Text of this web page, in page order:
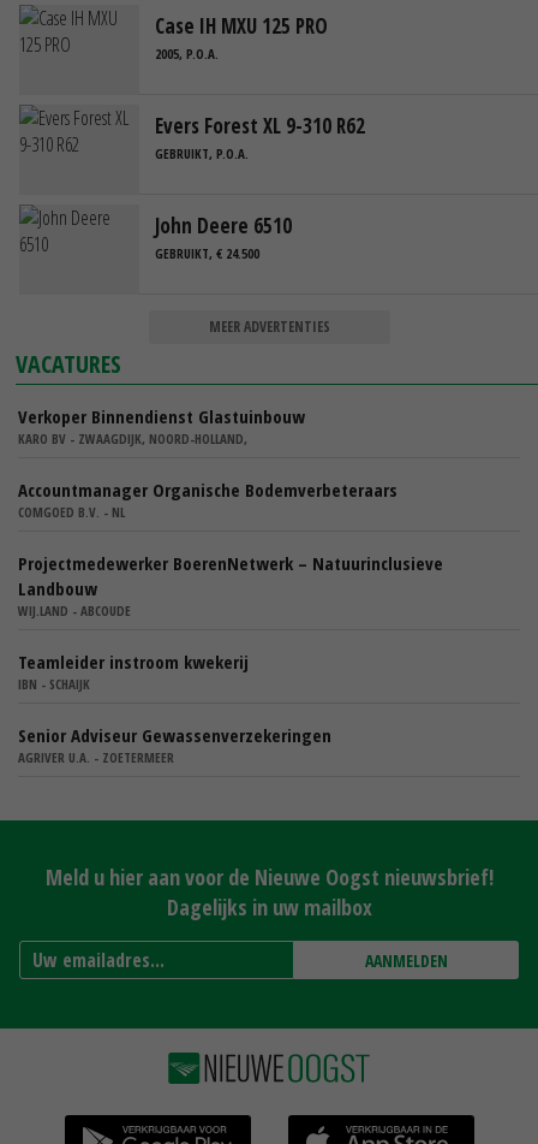
Case IH MXU 125 PRO
2005, P.O.A.
Evers Forest XL 9-310 R62
GEBRUIKT, P.O.A.
John Deere 6510
GEBRUIKT, € 24.500
MEER ADVERTENTIES
VACATURES
Verkoper Binnendienst Glastuinbouw
KARO BV - ZWAAGDIJK, NOORD-HOLLAND,
Accountmanager Organische Bodemverbeteraars
COMGOED B.V. - NL
Projectmedewerker BoerenNetwerk – Natuurinclusieve
Landbouw
WIJ.LAND - ABCOUDE
Teamleider instroom kwekerij
IBN - SCHAIJK
Senior Adviseur Gewassenverzekeringen
AGRIVER U.A. - ZOETERMEER
Meld u hier aan voor de Nieuwe Oogst nieuwsbrief!
Dagelijks in uw mailbox
AANMELDEN